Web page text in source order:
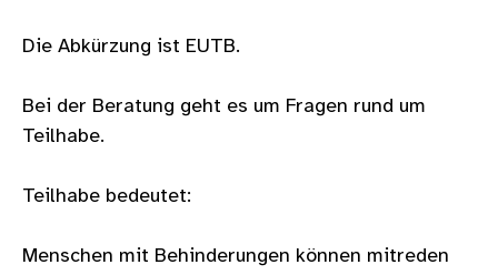
Die Abkürzung ist EUTB.
Bei der Beratung geht es um Fragen rund um
Teilhabe.
Teilhabe bedeutet:
Menschen mit Behinderungen können mitreden